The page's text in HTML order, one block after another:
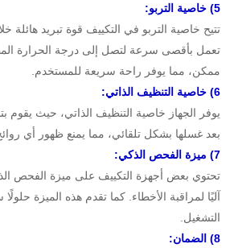
5) خاصية التربو:
تتيح خاصية التربو في التكييف قوة تبريد هائلة
تعمل بأقصى سرعة لتصل إلى درجة الحرارة
ممكن، مما يوفر راحة سريعة للمستخدم.
6) خاصية التنظيف الذاتي:
يوفر الجهاز خاصية التنظيف الذاتي، حيث يقوم
بعد غسلها بشكل تلقائي، مما يمنع ظهور أي
7) ميزة الفحص الذكي:
تحتوي بعض أجهزة التكييف على ميزة الفحص
آليًا لمراقبة الأخطاء. كما تقدم هذه الميزة
التشغيل.
8) الضمان: